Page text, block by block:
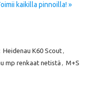
kaikilla pinnoilla! »
Heidenau K60 Scout,
mp renkaat netistä , M+S